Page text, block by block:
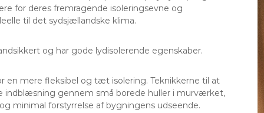
for deres fremragende isoleringsevne og
til det sydsjællandske klima.
og har gode lydisolerende egenskaber.
en mere fleksibel og tæt isolering. Teknikkerne til at
indblæsning gennem små borede huller i murværket,
minimal forstyrrelse af bygningens udseende.